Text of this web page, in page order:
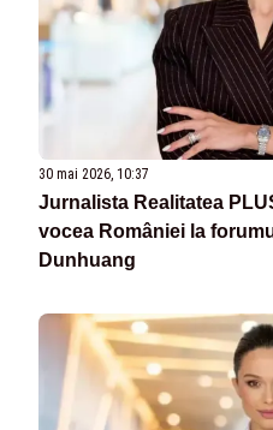
30 mai 2026, 10:37
Jurnalista Realitatea
vocea României la
Dunhuang